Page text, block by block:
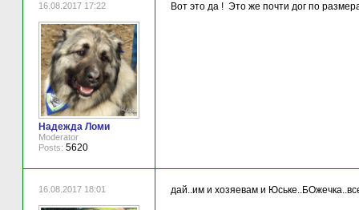
16.08.2017 17:22
Надежда Ломи
Moderator
Posts: 5620
Вот это да ! Это же почти дог по
16.08.2017 18:01 дай..им и хозяевам и